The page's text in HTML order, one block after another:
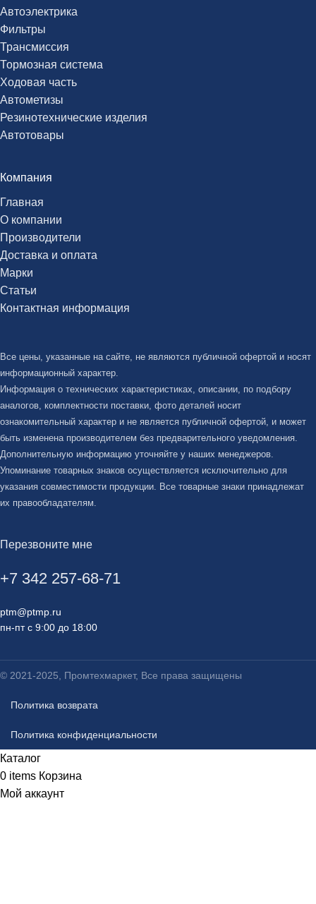
Автоэлектрика
Фильтры
Трансмиссия
Тормозная система
Ходовая часть
Автометизы
Резинотехнические изделия
Автотовары
Компания
Главная
О компании
Производители
Доставка и оплата
Марки
Статьи
Контактная информация
Все цены, указанные на сайте, не являются публичной офертой и носят
информационный характер.
Информация о технических характеристиках, описании, по подбору
аналогов, комплектности поставки, фото деталей носит
ознакомительный характер и не является публичной офертой, и может
быть изменена производителем без предварительного уведомления.
Дополнительную информацию уточняйте у наших менеджеров.
Упоминание товарных знаков осуществляется исключительно для
указания совместимости продукции. Все товарные знаки принадлежат
их правообладателям.
Перезвоните мне
+7 342 257-68-71
ptm@ptmp.ru
пн-пт с 9:00 до 18:00
© 2021-2025, Промтехмаркет, Все права защищены
Политика возврата
Политика конфиденциальности
Каталог
0 items Корзина
Мой аккаунт